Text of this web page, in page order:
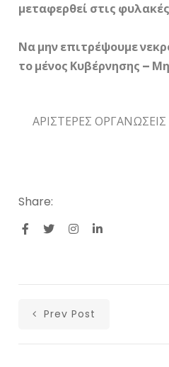
μεταφερθεί στις
Να μην επιτρέψουμε
το μένος Κυβέρνησης –
ΑΡΙΣΤΕΡΕΣ
Share:
Prev Post